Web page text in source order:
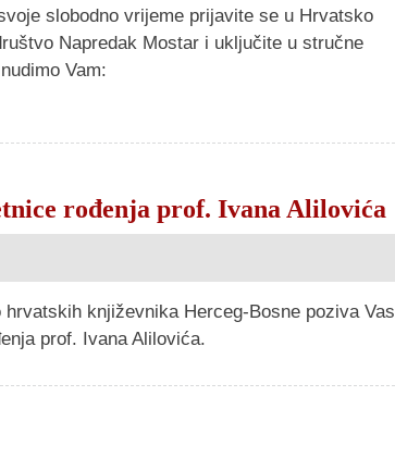
slobodno vrijeme prijavite se u Hrvatsko
Napredak Mostar i uključite u stručne
Vam:
rođenja prof. Ivana Alilovića
književnika Herceg-Bosne poziva Vas
prof. Ivana Alilovića.